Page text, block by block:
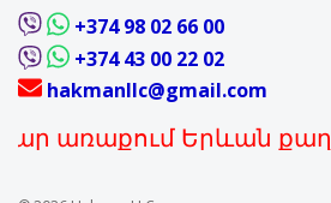
+374 98 02 66 00
+374 43 00 22 02
hakmanllc@gmail.com
Երևան քաղաքում